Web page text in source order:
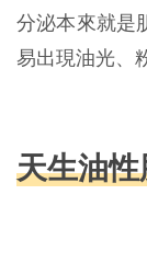
分泌本來就是
易出現油光、
天生油